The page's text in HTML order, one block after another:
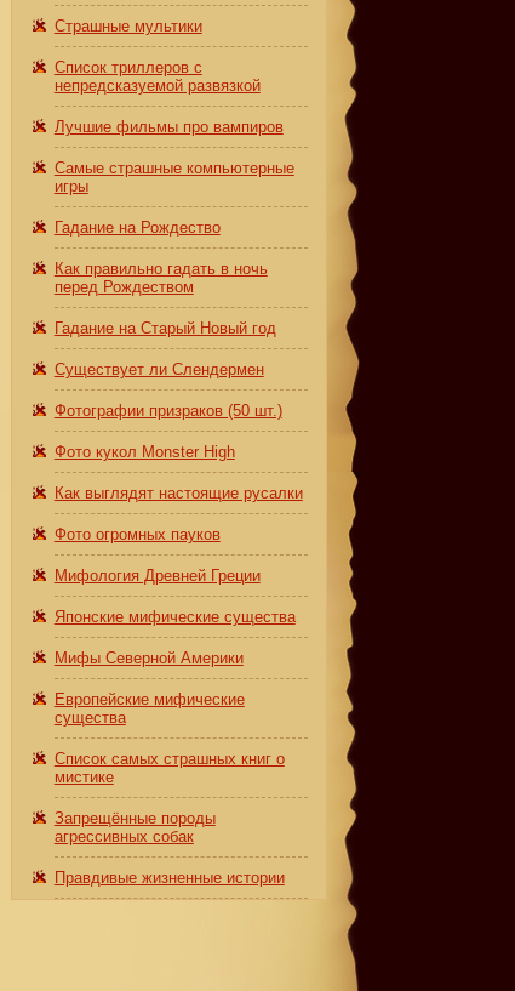
Страшные мультики
Список триллеров с
непредсказуемой развязкой
Лучшие фильмы про вампиров
Самые страшные компьютерные
игры
Гадание на Рождество
Как правильно гадать в ночь
перед Рождеством
Гадание на Старый Новый год
Существует ли Слендермен
Фотографии призраков (50 шт.)
Фото кукол Monster High
Как выглядят настоящие русалки
Фото огромных пауков
Мифология Древней Греции
Японские мифические существа
Мифы Северной Америки
Европейские мифические
существа
Список самых страшных книг о
мистике
Запрещённые породы
агрессивных собак
Правдивые жизненные истории